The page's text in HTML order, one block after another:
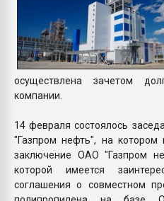
осуществлена зачетом
компании.
14 февраля состоялось
"Газпром нефть", на котором
заключение ОАО "Газпром
которой имеется
соглашения о совместном